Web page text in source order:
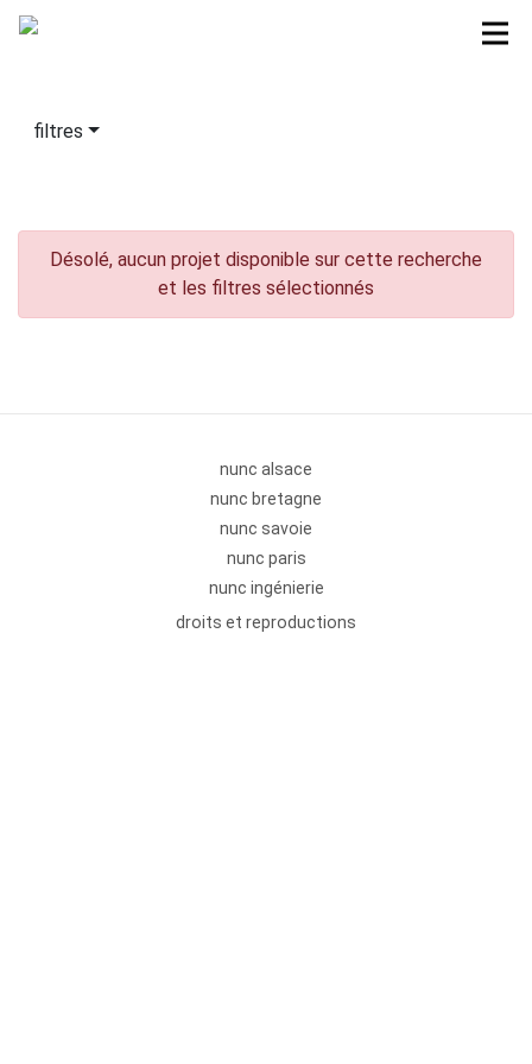
filtres
Désolé, aucun projet disponible sur cette recherche
et les filtres sélectionnés
nunc alsace
nunc bretagne
nunc savoie
nunc paris
nunc ingénierie
droits et reproductions